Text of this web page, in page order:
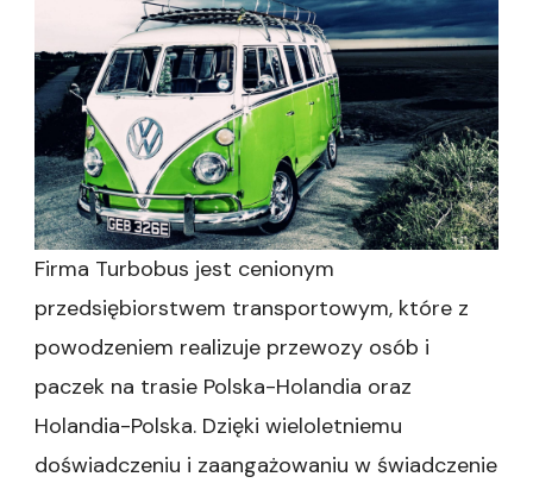
Turbobus:
Komfort
i
Bezpieczeństwo
Firma Turbobus jest cenionym
przedsiębiorstwem transportowym, które z
powodzeniem realizuje przewozy osób i
paczek na trasie Polska-Holandia oraz
Holandia-Polska. Dzięki wieloletniemu
doświadczeniu i zaangażowaniu w świadczenie